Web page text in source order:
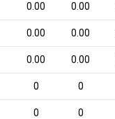
0.00 0.00
0.00 0.00
0.00 0.00
0 0
0 0